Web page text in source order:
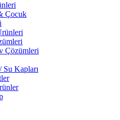
Çocuk
Çözümleri
Su Kapları